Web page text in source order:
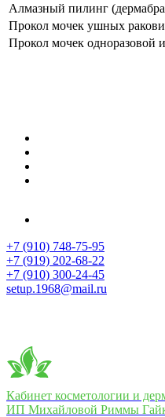
Алмазный пилинг
Прокол мочек ушных
Прокол мочек одноразовой
+7 (910) 748-75-95
+7 (919) 202-68-22
+7 (910) 300-24-45
setup.1968@mail.ru
Кабинет косметологии и
ИП Михайловой Риммы